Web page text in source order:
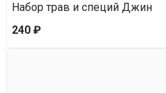
Набор трав и специй Джин
240 ₽